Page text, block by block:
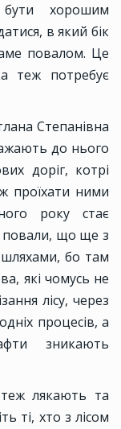
хорошим
в який бік
повалом. Це
теж потребує
Степанівна
до нього
доріг, котрі
проїхати ними
року стає
повали, що ще з
бо там
які чомусь не
лісу, через
процесів, а
зникають
лякають та
ті, хто з лісом